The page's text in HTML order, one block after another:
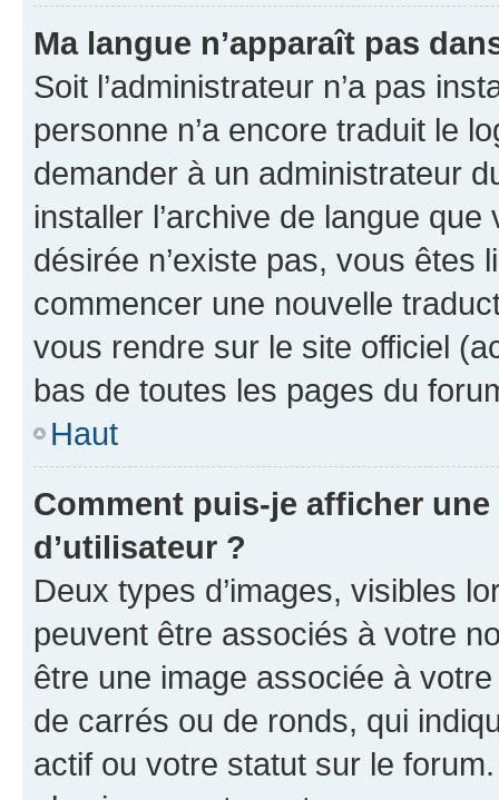
Ma langue n’apparaît pas
Soit l’administrateur n’a pas
personne n’a encore traduit le
demander à un administrateur
installer l’archive de langue
désirée n’existe pas, vous êtes
commencer une nouvelle
vous rendre sur le site officiel
bas de toutes les pages du
Haut
Comment puis-je afficher
d’utilisateur ?
Deux types d’images, visibles
peuvent être associés à votre
être une image associée à
de carrés ou de ronds, qui
actif ou votre statut sur le